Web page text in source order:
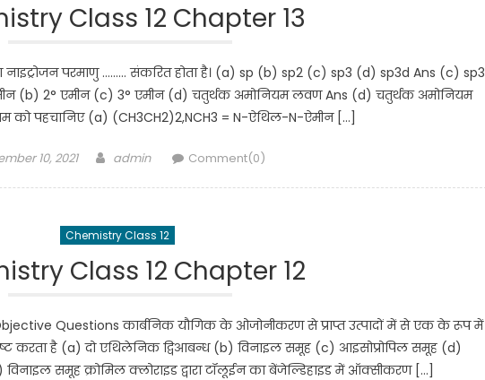
Class 12 Chapter 13
परमाणु ……… संकरित होता है। (a) sp (b) sp2 (c) sp3 (d) sp3d Ans (c) sp3
(b) 2° एमीन (c) 3° एमीन (d) चतुर्थक अमोनियम लवण Ans (d) चतुर्थक अमोनियम
को पहचानिए (a) (CH3CH2)2,NCH3 = N-ऐथिल-N-ऐमीन […]
on10, 2021 Author
admin Comment(0)
Chemistry Class 12
Class 12 Chapter 12
Questions कार्बनिक यौगिक के ओजोनीकरण से प्राप्त उत्पादों में से एक के रूप में
करता है (a) दो एथिलेनिक द्विआबन्ध (b) विनाइल समूह (c) आइसोप्रोपिल समूह (d)
समूह क्रोमिल क्लोराइड द्वारा टॉलूईन का बेंजेल्डिहाइड में ऑक्सीकरण […]